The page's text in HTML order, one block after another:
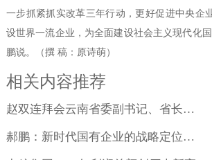
一步抓紧抓实改革三年行动，更好促进中央企
设世界一流企业，为全面建设社会主义现代化
鹏说。（撰 稿：原诗萌）
相关内容推荐
赵双连拜会云南省委副书记、省长阮成发
郝鹏：新时代国有企业的战略定位与历史...